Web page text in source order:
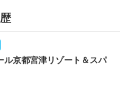
ル京都宮津リゾート＆スパ